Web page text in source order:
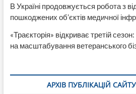
В Україні продовжується робота з
пошкоджених об’єктів медичної
«Траєкторія» відкриває третій
на масштабування ветеранського
АРХІВ ПУБЛІКАЦІЙ САЙТУ